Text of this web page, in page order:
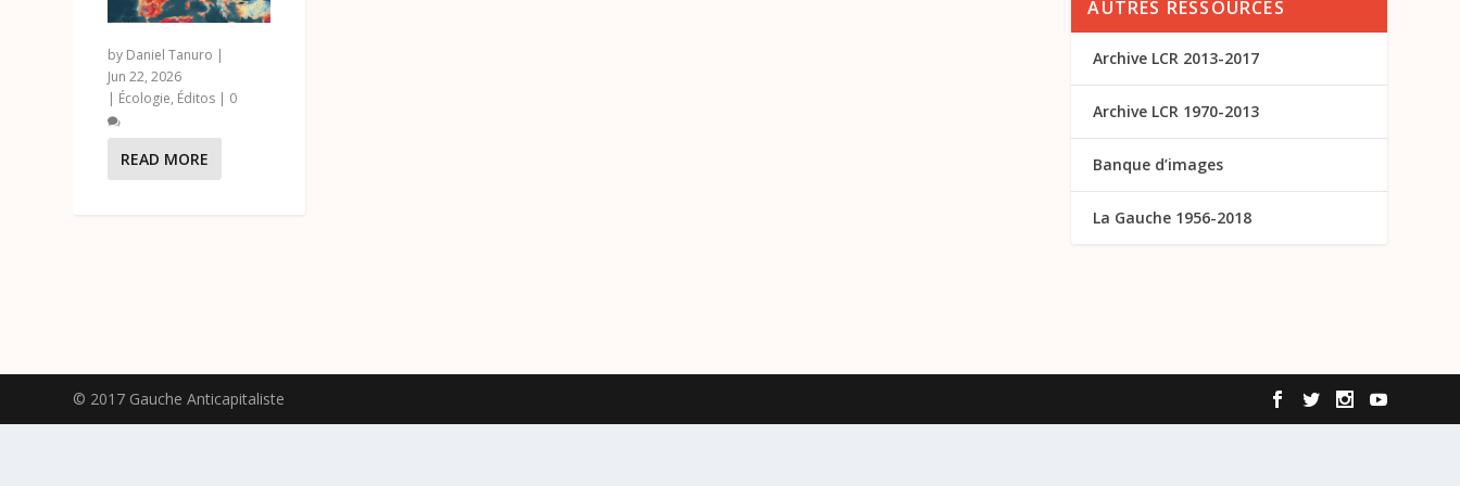
by Daniel Tanuro |
Jun 22, 2026
| Écologie, Éditos | 0
READ MORE
AUTRES RESSOURCES
Archive LCR 2013-2017
Archive LCR 1970-2013
Banque d’images
La Gauche 1956-2018
© 2017 Gauche Anticapitaliste